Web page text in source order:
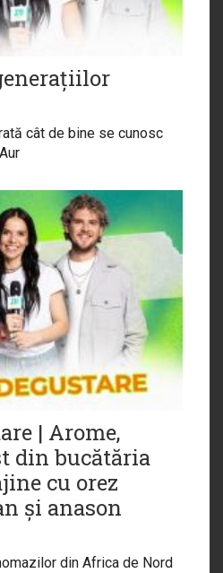
cât de bine se cunosc
| Arome,
din bucătăria
cu orez
și anason
din Africa de Nord